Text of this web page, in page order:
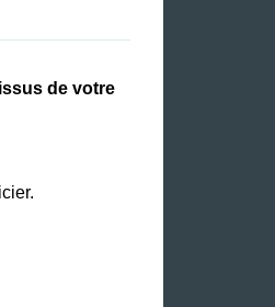
de votre